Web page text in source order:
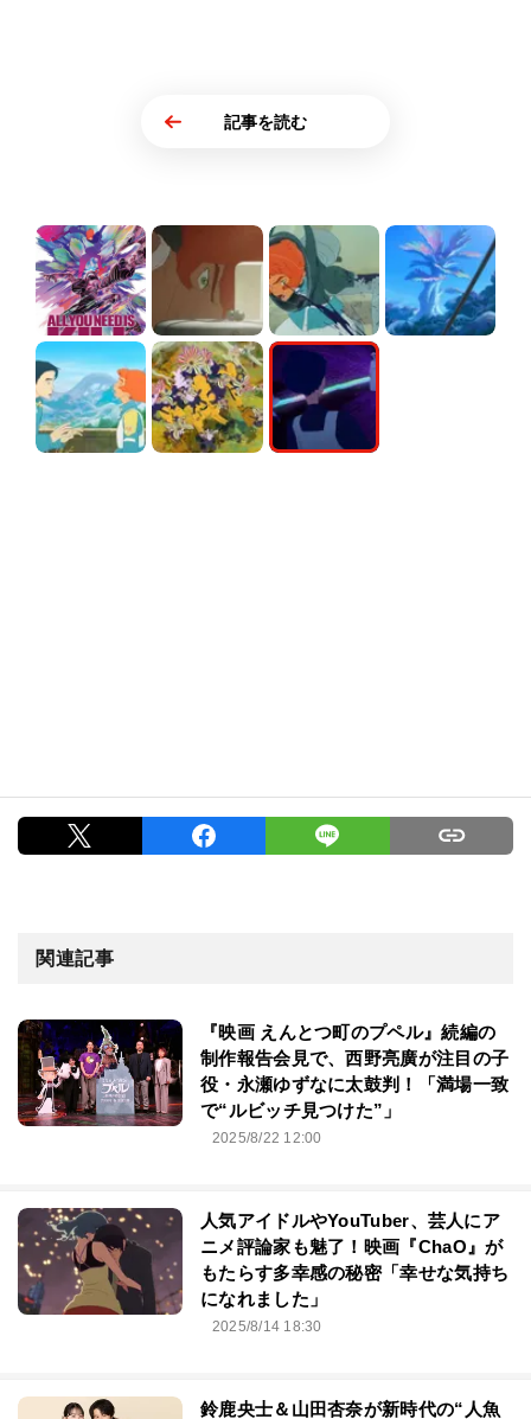
記事を読む
関連記事
『映画 えんとつ町のプペル』続編の
制作報告会見で、西野亮廣が注目の子
役・永瀬ゆずなに太鼓判！「満場一致
で“ルビッチ見つけた”」
2025/8/22 12:00
人気アイドルやYouTuber、芸人にア
ニメ評論家も魅了！映画『ChaO』が
もたらす多幸感の秘密「幸せな気持ち
になれました」
2025/8/14 18:30
鈴鹿央士＆山田杏奈が新時代の“人魚